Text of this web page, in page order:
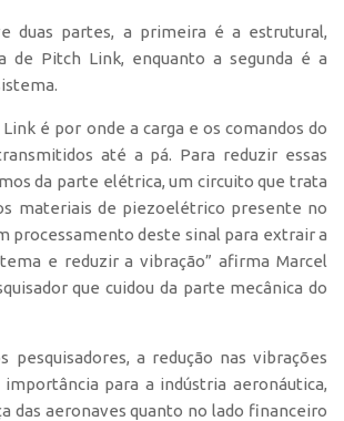
AUSPIN
duas partes, a primeira é a estrutural,
de Pitch Link, enquanto a segunda é a
é por onde a carga e os comandos do
até a pá. Para reduzir essas
da parte elétrica, um circuito que trata
materiais de piezoelétrico presente no
processamento deste sinal para extrair a
e reduzir a vibração” afirma Marcel
que cuidou da parte mecânica do
pesquisadores, a redução nas vibrações
para a indústria aeronáutica,
das aeronaves quanto no lado financeiro